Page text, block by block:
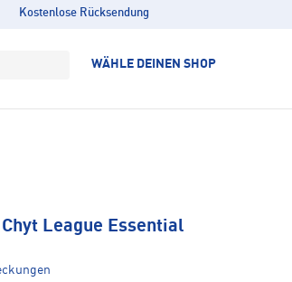
Kostenlose Rücksendung
WÄHLE DEINEN SHOP
Chyt League Essential